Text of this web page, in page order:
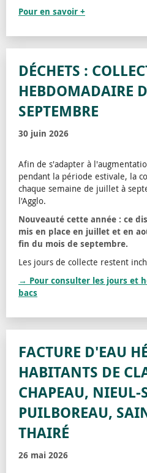
Pour en savoir +
DÉCHETS :
HEBDOMADAIRE
SEPTEMBRE
30 juin 2026
Afin de s'adapter à
pendant la période estivale, la
chaque semaine de juillet à
l'Agglo.
Nouveauté cette année : ce
mis en place en juillet et en
fin du mois de septembre.
Les jours de collecte restent
→ Pour consulter les jours et
bacs
FACTURE D'EAU
HABITANTS DE
CHAPEAU, NIEUL-
PUILBOREAU,
THAIRÉ
26 mai 2026